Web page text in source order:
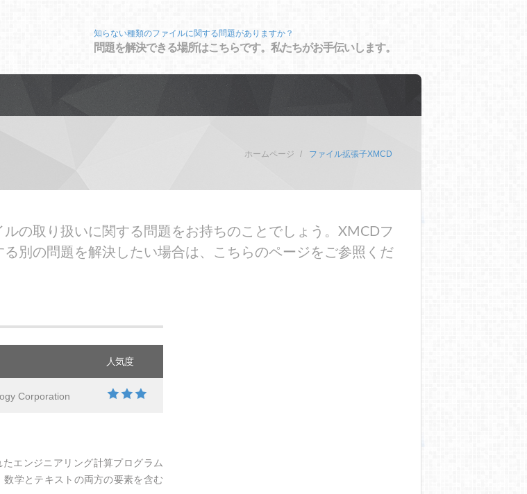
知らない種類のファイルに関する問題がありますか？
問題を解決できる場所はこちらです。私たちがお手伝いします。
ホームページ ファイル拡張子XMCD
の取り扱いに関する問題をお持ちのことでしょう。XMCDフ
別の問題を解決したい場合は、こちらのページをご参照くだ
人気度
Corporation
エンジニアリング計算プログラム
学とテキストの両方の要素を含む